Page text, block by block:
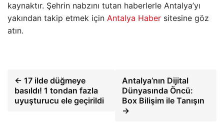
kaynaktır. Şehrin nabzını tutan haberlerle Antalya’yı
yakından takip etmek için Antalya Haber sitesine göz
atın.
← 17 ilde düğmeye
basıldı! 1 tondan fazla
uyuşturucu ele geçirildi
Antalya’nın Dijital
Dünyasında Öncü:
Box Bilişim ile Tanışın
→